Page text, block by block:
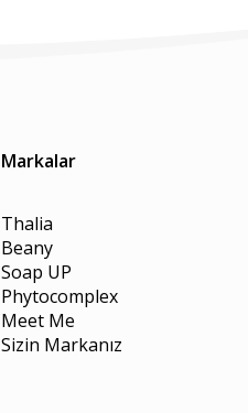
Markalar
Thalia
Beany
Soap UP
Phytocomplex
Meet Me
Sizin Markanız